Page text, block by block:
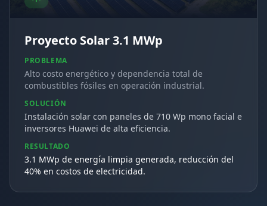
Proyecto Solar 3.1 MWp
PROBLEMA
Alto costo energético y dependencia total de
combustibles fósiles en operación industrial.
SOLUCIÓN
Instalación solar con paneles de 710 Wp mono facial e
inversores Huawei de alta eficiencia.
RESULTADO
3.1 MWp de energía limpia generada, reducción del
40% en costos de electricidad.